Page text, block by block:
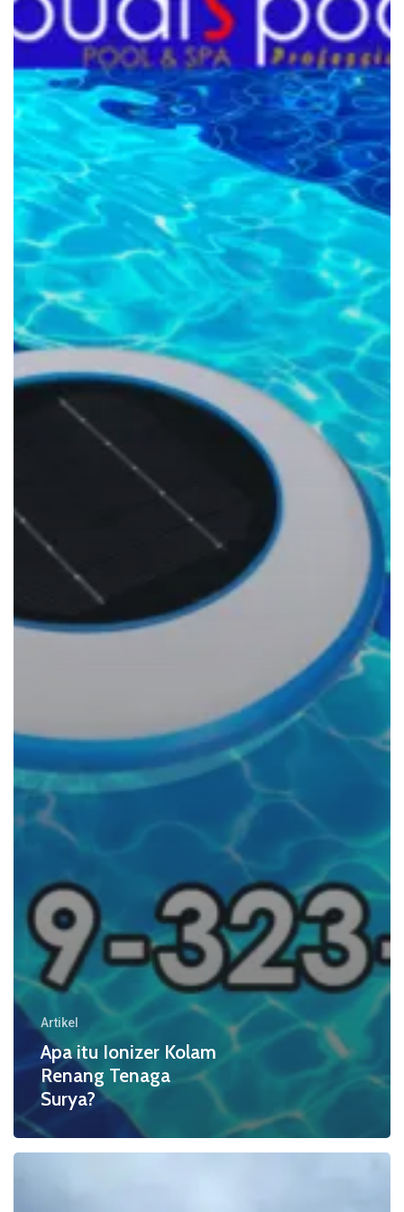
Artikel
Apa itu Ionizer Kolam
Renang Tenaga
Surya?